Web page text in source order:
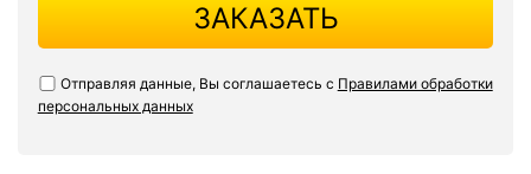
ЗАКАЗАТЬ
Отправляя данные, Вы соглашаетесь с Правилами обработки
персональных данных